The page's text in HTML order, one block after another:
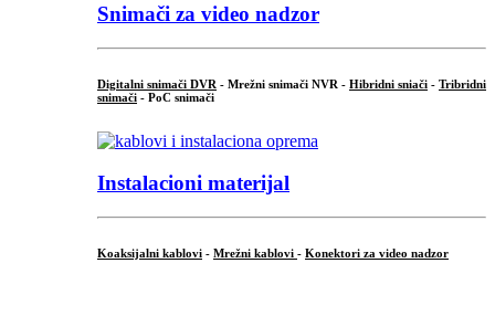
Snimači za video nadzor
Digitalni snimači DVR - Mrežni snimači NVR - Hibridni sniači - Tribridni
snimači - PoC snimači
Instalacioni materijal
Koaksijalni kablovi - Mrežni kablovi - Konektori za video nadzor